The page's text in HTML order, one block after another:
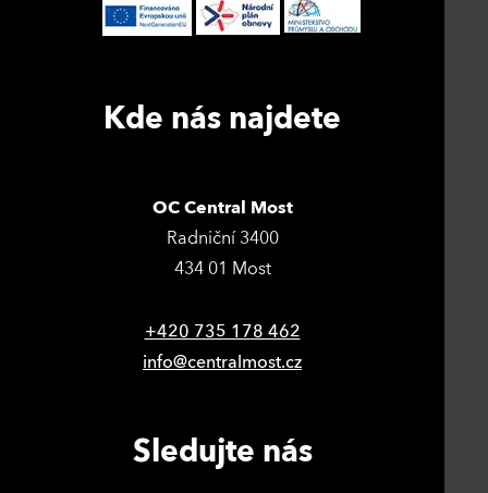
Kde nás najdete
OC Central Most
Radniční 3400
434 01 Most
+420 735 178 462
info@centralmost.cz
Sledujte nás